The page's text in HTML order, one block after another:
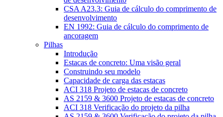
CSA A23.3: Guia de cálculo do comprimento de
desenvolvimento
EN 1992: Guia de cálculo do comprimento de
ancoragem
Pilhas
Introdução
Estacas de concreto: Uma visão geral
Construindo seu modelo
Capacidade de carga das estacas
ACI 318 Projeto de estacas de concreto
AS 2159 & 3600 Projeto de estacas de concreto
ACI 318 Verificação do projeto da pilha